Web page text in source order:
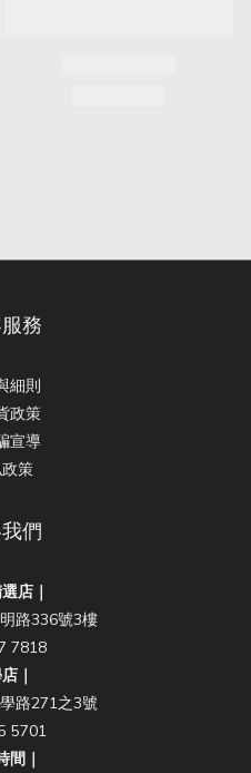
務
細則
政策
宣導
策
們
店｜
路336號3樓
7818
｜
路271之3號
5701
間｜